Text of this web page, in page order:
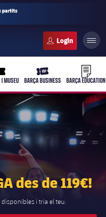
partits
ticket-full
I MUSEU
ticket-
BARÇA BUSINESS BARÇA EDUCATION
des de 119€!
i tria el teu.